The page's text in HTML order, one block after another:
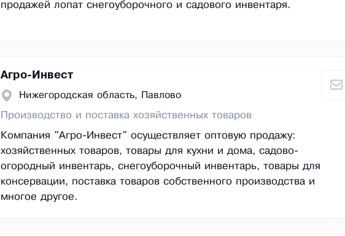
продажей лопат снегоуборочного и садового инвентаря.
Агро-Инвест
Нижегородская область, Павлово
Производство и поставка хозяйственных товаров
Компания "Агро-Инвест" осуществляет оптовую продажу:
хозяйственных товаров, товары для кухни и дома, садово-
огородный инвентарь, снегоуборочный инвентарь, товары для
консервации, поставка товаров собственного производства и
многое другое.